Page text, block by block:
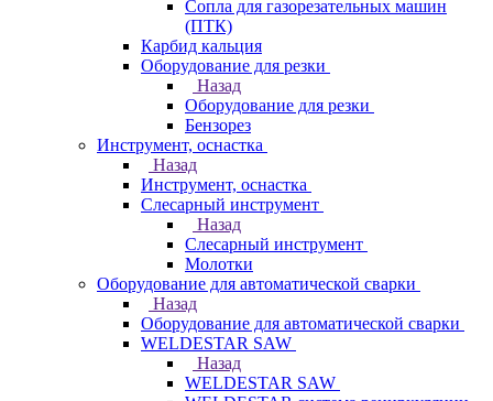
Сопла для газорезательных машин
(ПТК)
Карбид кальция
Оборудование для резки
Назад
Оборудование для резки
Бензорез
Инструмент, оснастка
Назад
Инструмент, оснастка
Слесарный инструмент
Назад
Слесарный инструмент
Молотки
Оборудование для автоматической сварки
Назад
Оборудование для автоматической сварки
WELDESTAR SAW
Назад
WELDESTAR SAW